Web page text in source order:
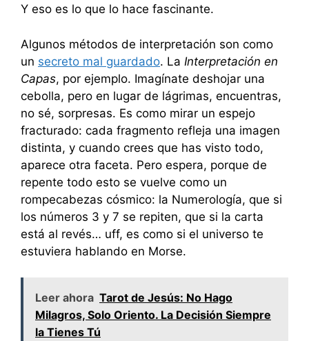
Y eso es lo que lo hace fascinante.
Algunos métodos de interpretación son como
un secreto mal guardado. La Interpretación en
Capas, por ejemplo. Imagínate deshojar una
cebolla, pero en lugar de lágrimas, encuentras,
no sé, sorpresas. Es como mirar un espejo
fracturado: cada fragmento refleja una imagen
distinta, y cuando crees que has visto todo,
aparece otra faceta. Pero espera, porque de
repente todo esto se vuelve como un
rompecabezas cósmico: la Numerología, que si
los números 3 y 7 se repiten, que si la carta
está al revés… uff, es como si el universo te
estuviera hablando en Morse.
Leer ahora Tarot de Jesús: No Hago
Milagros, Solo Oriento. La Decisión Siempre
la Tienes Tú